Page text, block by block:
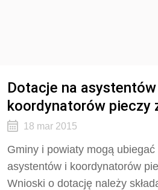
Dotacje na
koordynatorów pieczy
18 mar 2015
Gminy i powiaty mogą
asystentów i koordynatorów
Wnioski o dotację należy